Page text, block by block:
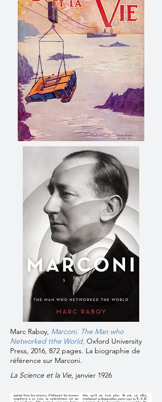
Marc Raboy, Marconi. The Man who
Networked tthe World, Oxford University
Press, 2016, 872 pages. La biographie de
référence sur Marconi.
La Science et la Vie, janvier 1926